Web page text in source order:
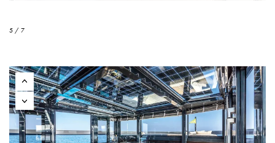
5 / 7